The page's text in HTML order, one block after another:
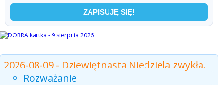
2026-08-09 - Dziewiętnasta Niedziela zwykła.
Rozważanie